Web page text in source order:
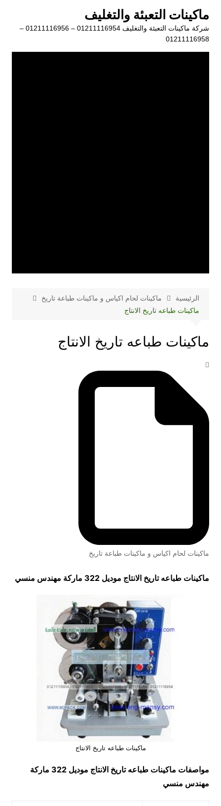
المحتوى
ماكينات التعبئة والتغليف
شركة ماكينات التعبئة والتغليف 01211116954 – 01211116956 –
01211116958
الرئيسية
ماكينات لحام اكياس و ماكينات طباعة تاريخ
ماكينات طباعه تاريخ الانتاج
ماكينات طباعه تاريخ الانتاج
ماكينات لحام اكياس و ماكينات طباعة تاريخ
ماكينات طباعه تاريخ الانتاج موديل 322 ماركة مهندس منسي
ماكينات طباعه تاريخ الانتاج
مواصفات ماكينات طباعه تاريخ الانتاج
موديل 322 ماركة
مهندس منسي